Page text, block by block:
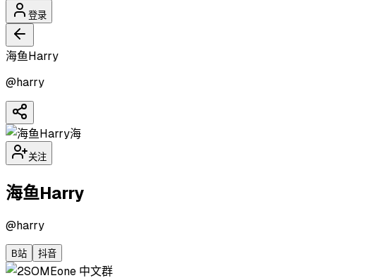
登录
海鱼Harry
@harry
海
关注
海鱼Harry
@harry
B站 抖音